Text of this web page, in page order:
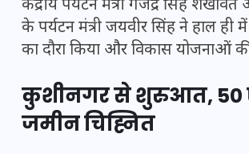
केंद्रीय पर्यटन मंत्री गजेंद्र सिंह शेखावत
के पर्यटन मंत्री जयवीर सिंह ने हाल ही
का दौरा किया और विकास योजनाओं की
कुशीनगर से शुरुआत, 50
जमीन चिह्नित